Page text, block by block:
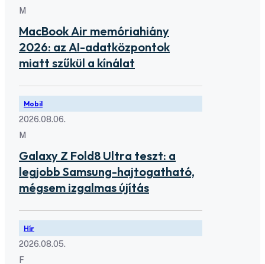
M
MacBook Air memóriahiány
2026: az AI-adatközpontok
miatt szűkül a kínálat
Mobil
2026.08.06.
M
Galaxy Z Fold8 Ultra teszt: a
legjobb Samsung-hajtogatható,
mégsem izgalmas újítás
Hír
2026.08.05.
F